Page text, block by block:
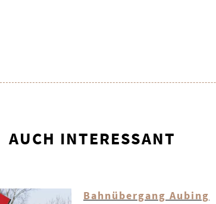
AUCH INTERESSANT
Bahnübergang Aubing